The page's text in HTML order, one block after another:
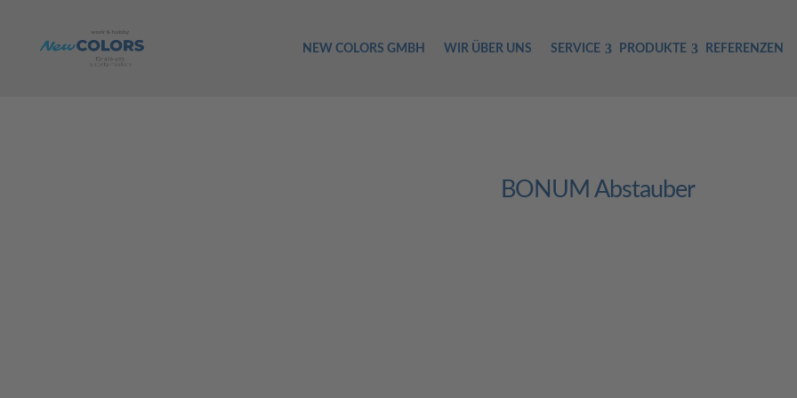
NEW COLORS GMBH WIR ÜBER UNS SERVICE PRODUKTE REFERENZEN
BONUM Abstauber